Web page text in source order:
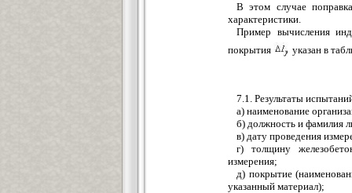
В этом случае
характеристики.
Пример вычисления
покрытия
указан в
7.1. Результаты
а) наименование
б) должность и фамилия
в) дату проведения
г) толщину
измерения;
д) покрытие
указанный материал);